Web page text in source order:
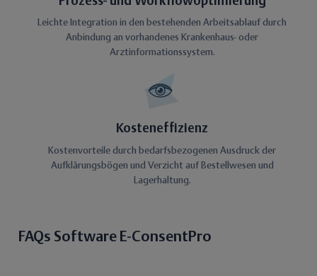
Leichte Integration in den bestehenden Arbeitsablauf durch
Anbindung an vorhandenes Krankenhaus- oder
Arztinformationssystem.
Kosteneffizienz
Kostenvorteile durch bedarfsbezogenen Ausdruck der
Aufklärungsbögen und Verzicht auf Bestellwesen und
Lagerhaltung.
FAQs Software E-ConsentPro